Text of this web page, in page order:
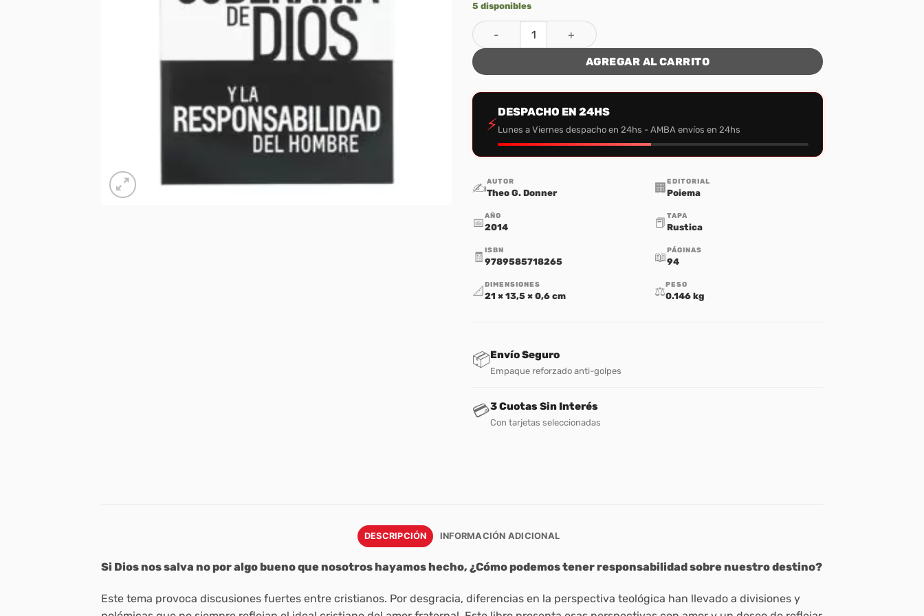
5 disponibles
La Soberanía de Dios y la Responsabilidad del Hombre cantidad
AGREGAR AL CARRITO
⚡
DESPACHO EN 24HS
Lunes a Viernes despacho en 24hs - AMBA envíos en 24hs
✍️AUTOR
Theo G. Donner 🏢 EDITORIAL
Poiema
📅AÑO
2014 📕 TAPA
Rustica
🧾 ISBN
9789585718265 📖PÁGINAS
94
📐 DIMENSIONES
21 × 13,5 × 0,6 cm ⚖️PESO
0.146 kg
📦Envío Seguro
Empaque reforzado anti-golpes
💳3 Cuotas Sin Interés
Con tarjetas seleccionadas
DESCRIPCIÓN INFORMACIÓN ADICIONAL
Si Dios nos salva no por algo bueno que nosotros hayamos hecho, ¿Cómo podemos tener responsabilidad sobre nuestro destino?
Este tema provoca discusiones fuertes entre cristianos. Por desgracia, diferencias en la perspectiva teológica han llevado a divisiones y